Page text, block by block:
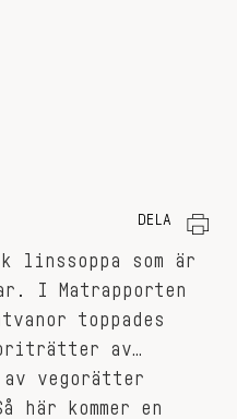
DELA
linssoppa som är
I Matrapporten
toppades
av…
vegorätter
här kommer en